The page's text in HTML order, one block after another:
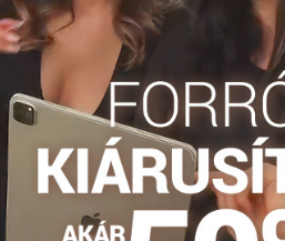
Harisnya 15-20 DEN-es
FacebookTwitter BlueskyPinterestReddit